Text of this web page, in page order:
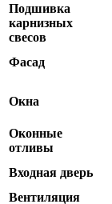
Подшивка
карнизных
свесов
Фасад
Окна
Оконные
отливы
Входная дверь
Вентиляция